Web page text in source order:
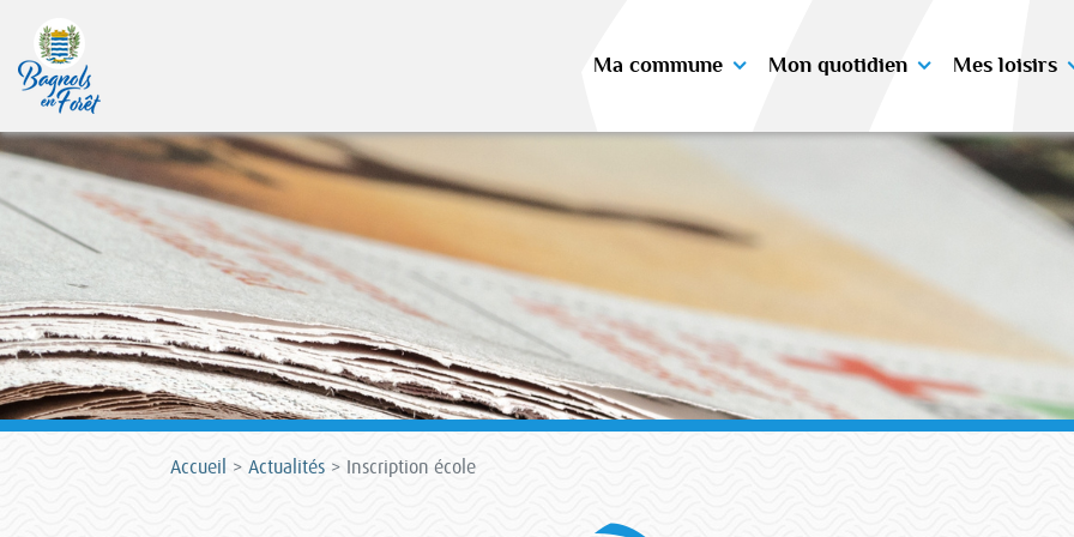
Ma commune Mon quotidien Mes loisirs
Accueil Actualités Inscription école